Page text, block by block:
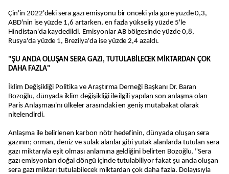
Çin'in 2022'deki sera gazı emisyonu bir önceki yıla göre yüzde 0,3,
ABD'nin ise yüzde 1,6 artarken, en fazla yükseliş yüzde 5'le
Hindistan'da kaydedildi. Emisyonlar AB bölgesinde yüzde 0,8,
Rusya'da yüzde 1, Brezilya'da ise yüzde 2,4 azaldı.
"ŞU ANDA OLUŞAN SERA GAZI, TUTULABİLECEK MİKTARDAN ÇOK
DAHA FAZLA"
İklim Değişikliği Politika ve Araştırma Derneği Başkanı Dr. Baran
Bozoğlu, dünyada iklim değişikliği ile ilgili yapılan son anlaşma olan
Paris Anlaşması'nı ülkeler arasındaki en geniş mutabakat olarak
nitelendirdi.
Anlaşma ile belirlenen karbon nötr hedefinin, dünyada oluşan sera
gazının; orman, deniz ve sulak alanlar gibi yutak alanlarda tutulan sera
gazı miktarıyla eşit olması anlamına geldiğini belirten Bozoğlu, "Sera
gazı emisyonları doğal döngü içinde tutulabiliyor fakat şu anda oluşan
sera gazı miktarı tutulabilecek miktardan çok daha fazla. Dolayısıyla